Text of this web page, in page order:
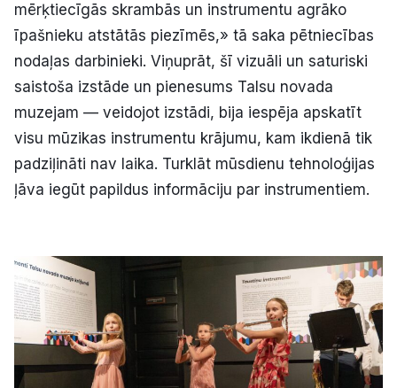
mērķtiecīgās skrambās un instrumentu agrāko
īpašnieku atstātās piezīmēs,» tā saka pētniecības
nodaļas darbinieki. Viņuprāt, šī vizuāli un saturiski
saistoša izstāde un pienesums Talsu novada
muzejam — veidojot izstādi, bija iespēja apskatīt
visu mūzikas instrumentu krājumu, kam ikdienā tik
padziļināti nav laika. Turklāt mūsdienu tehnoloģijas
ļāva iegūt papildus informāciju par instrumentiem.